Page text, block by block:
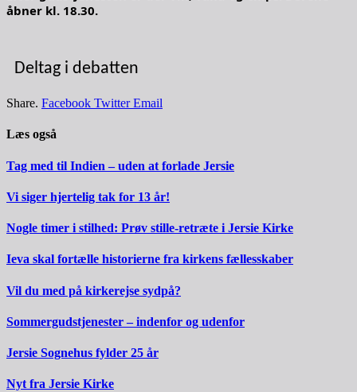
åbner kl. 18.30.
Deltag i debatten
Share. Facebook Twitter Email
Læs også
Tag med til Indien – uden at forlade Jersie
Vi siger hjertelig tak for 13 år!
Nogle timer i stilhed: Prøv stille-retræte i Jersie Kirke
Ieva skal fortælle historierne fra kirkens fællesskaber
Vil du med på kirkerejse sydpå?
Sommergudstjenester – indenfor og udenfor
Jersie Sognehus fylder 25 år
Nyt fra Jersie Kirke